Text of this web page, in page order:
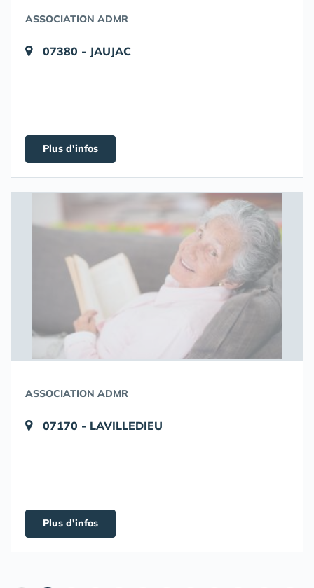
ASSOCIATION ADMR
07380 - JAUJAC
Plus d'infos
ASSOCIATION ADMR
07170 - LAVILLEDIEU
Plus d'infos